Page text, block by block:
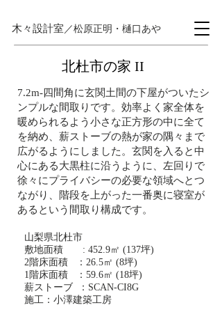
木々設計室 ／松原正明・樋口あや
北杜市の家 II
7.2m-四間角に玄関土間の下屋がついたシ
ンプルな間取りです。効率よく家全体を
暖められるよう小さな正方形の中に全て
を納め、薪ストーブの熱が家の隅々まで
広がるようにしました。玄関を入ると中
心にある大黒柱に沿うように、左回りで
徐々にプライバシーの必要な領域へとつ
ながり、階段を上がった一番奥に寝室が
あるという間取り構成です。
山梨県北杜市
敷地面積 : 452.9㎡ (137坪)
2階床面積 ：26.5㎡ (8坪)
1階床面積 ：59.6㎡ (18坪)
​薪ストーブ ：SCAN-CI8G
施工：小澤建築工房